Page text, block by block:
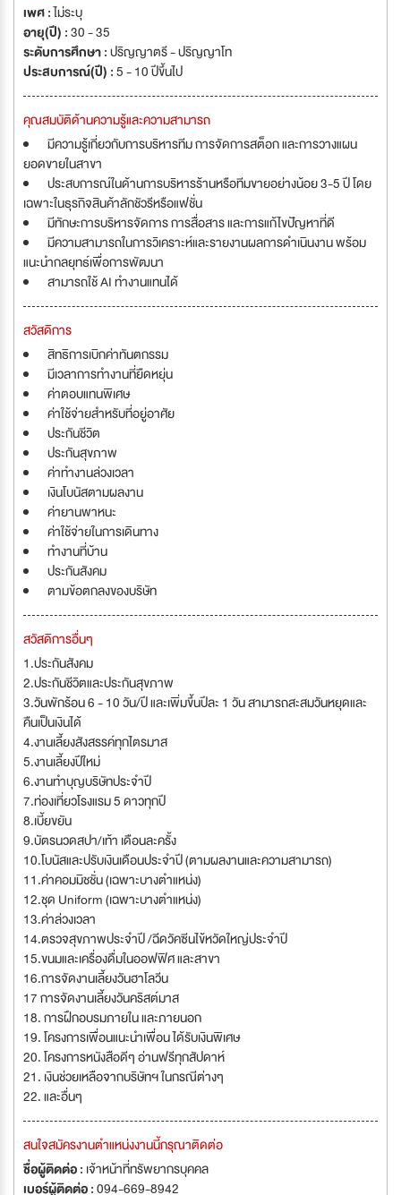
เพศ :ไม่ระบุ
อายุ(ปี) :30 - 35
ระดับการศึกษา :ปริญญาตรี - ปริญญาโท
ประสบการณ์(ปี) :5 - 10 ปีขึ้นไป
คุณสมบัติด้านความรู้และความสามารถ
มีความรู้เกี่ยวกับการบริหารทีม การจัดการสต็อก และการวางแผน
ยอดขายในสาขา
ประสบการณ์ในด้านการบริหารร้านหรือทีมขายอย่างน้อย 3-5 ปี โดย
เฉพาะในธุรกิจสินค้าลักชัวรีหรือแฟชั่น
มีทักษะการบริหารจัดการ การสื่อสาร และการแก้ไขปัญหาที่ดี
มีความสามารถในการวิเคราะห์และรายงานผลการดำเนินงาน พร้อม
แนะนำกลยุทธ์เพื่อการพัฒนา
สามารถใช้ AI ทำงานแทนได้
สวัสดิการ
สิทธิการเบิกค่าทันตกรรม
มีเวลาการทำงานที่ยืดหยุ่น
ค่าตอบแทนพิเศษ
ค่าใช้จ่ายสำหรับที่อยู่อาศัย
ประกันชีวิต
ประกันสุขภาพ
ค่าทำงานล่วงเวลา
เงินโบนัสตามผลงาน
ค่ายานพาหนะ
ค่าใช้จ่ายในการเดินทาง
ทำงานที่บ้าน
ประกันสังคม
ตามข้อตกลงของบริษัท
สวัสดิการอื่นๆ
1.ประกันสังคม
2.ประกันชีวิตและประกันสุขภาพ
3.วันพักร้อน 6 - 10 วัน/ปี และเพิ่มขึ้นปีละ 1 วัน สามารถสะสมวันหยุดและ
คืนเป็นเงินได้
4.งานเลี้ยงสังสรรค์ทุกไตรมาส
5.งานเลี้ยงปีใหม่
6.งานทำบุญบริษัทประจำปี
7.ท่องเที่ยวโรงแรม 5 ดาวทุกปี
8.เบี้ยขยัน
9.บัตรนวดสปา/เท้า เดือนละครั้ง
10.โบนัสและปรับเงินเดือนประจำปี (ตามผลงานและความสามารถ)
11.ค่าคอมมิชชั่น (เฉพาะบางตำแหน่ง)
12.ชุด Uniform (เฉพาะบางตำแหน่ง)
13.ค่าล่วงเวลา
14.ตรวจสุขภาพประจำปี /ฉีดวัคซีนไข้หวัดใหญ่ประจำปี
15.ขนมและเครื่องดื่มในออฟฟิศ และสาขา
16.การจัดงานเลี้ยงวันฮาโลวีน
17 การจัดงานเลี้ยงวันคริสต์มาส
18. การฝึกอบรมภายใน และภายนอก
19. โครงการเพื่อนแนะนำเพื่อน ได้รับเงินพิเศษ
20. โครงการหนังสือดีๆ อ่านฟรีทุกสัปดาห์
21. เงินช่วยเหลือจากบริษัทฯ ในกรณีต่างๆ
22. และอื่นๆ
สนใจสมัครงานตำแหน่งงานนี้กรุณาติดต่อ
ชื่อผู้ติดต่อ : เจ้าหน้าที่ทรัพยากรบุคคล
เบอร์ผู้ติดต่อ :094-669-8942